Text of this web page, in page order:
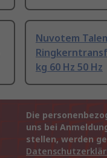
Nuvotem
kg 60 Hz 50 Hz
Die
uns bei
stellen, werden